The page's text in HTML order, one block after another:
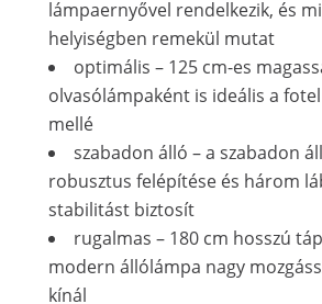
lámpaernyővel rendelkezik, és
helyiségben remekül mutat
optimális – 125 cm-es
olvasólámpaként is ideális a
mellé
szabadon álló – a szabadon
robusztus felépítése és három
stabilitást biztosít
rugalmas – 180 cm hosszú
modern állólámpa nagy
kínál